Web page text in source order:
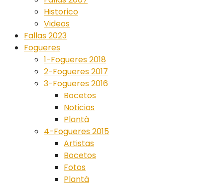
Historico
Videos
Fallas 2023
Fogueres
1-Fogueres 2018
2-Fogueres 2017
3-Fogueres 2016
Bocetos
Noticias
Plantà
4-Fogueres 2015
Artistas
Bocetos
Fotos
Plantà